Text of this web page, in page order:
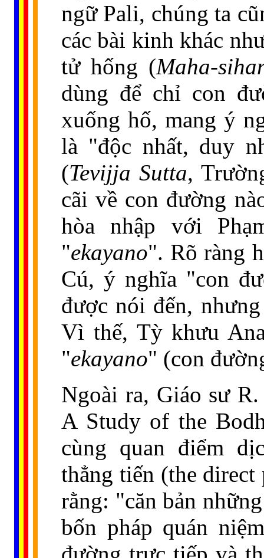
ngữ Pali, chúng ta
các bài kinh khác
tử hống (Maha-
dùng để chỉ con
xuống hố, mang ý
là "độc nhất, duy
(Tevijja Sutta,
cãi về con đường
hòa nhập với
"ekayano". Rõ ràng
Cú, ý nghĩa "con
được nói đến,
Vì thế, Tỳ khưu
"ekayano" (con
Ngoài ra, Giáo sư
A Study of the
cùng quan điểm
thẳng tiến (the
rằng: "căn bản
bốn pháp quán